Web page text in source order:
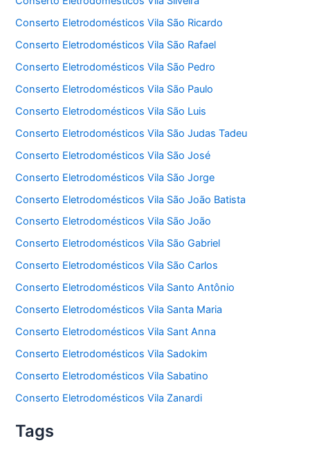
Conserto Eletrodomésticos Vila São Ricardo
Conserto Eletrodomésticos Vila São Rafael
Conserto Eletrodomésticos Vila São Pedro
Conserto Eletrodomésticos Vila São Paulo
Conserto Eletrodomésticos Vila São Luis
Conserto Eletrodomésticos Vila São Judas Tadeu
Conserto Eletrodomésticos Vila São José
Conserto Eletrodomésticos Vila São Jorge
Conserto Eletrodomésticos Vila São João Batista
Conserto Eletrodomésticos Vila São João
Conserto Eletrodomésticos Vila São Gabriel
Conserto Eletrodomésticos Vila São Carlos
Conserto Eletrodomésticos Vila Santo Antônio
Conserto Eletrodomésticos Vila Santa Maria
Conserto Eletrodomésticos Vila Sant Anna
Conserto Eletrodomésticos Vila Sadokim
Conserto Eletrodomésticos Vila Sabatino
Conserto Eletrodomésticos Vila Zanardi
Tags